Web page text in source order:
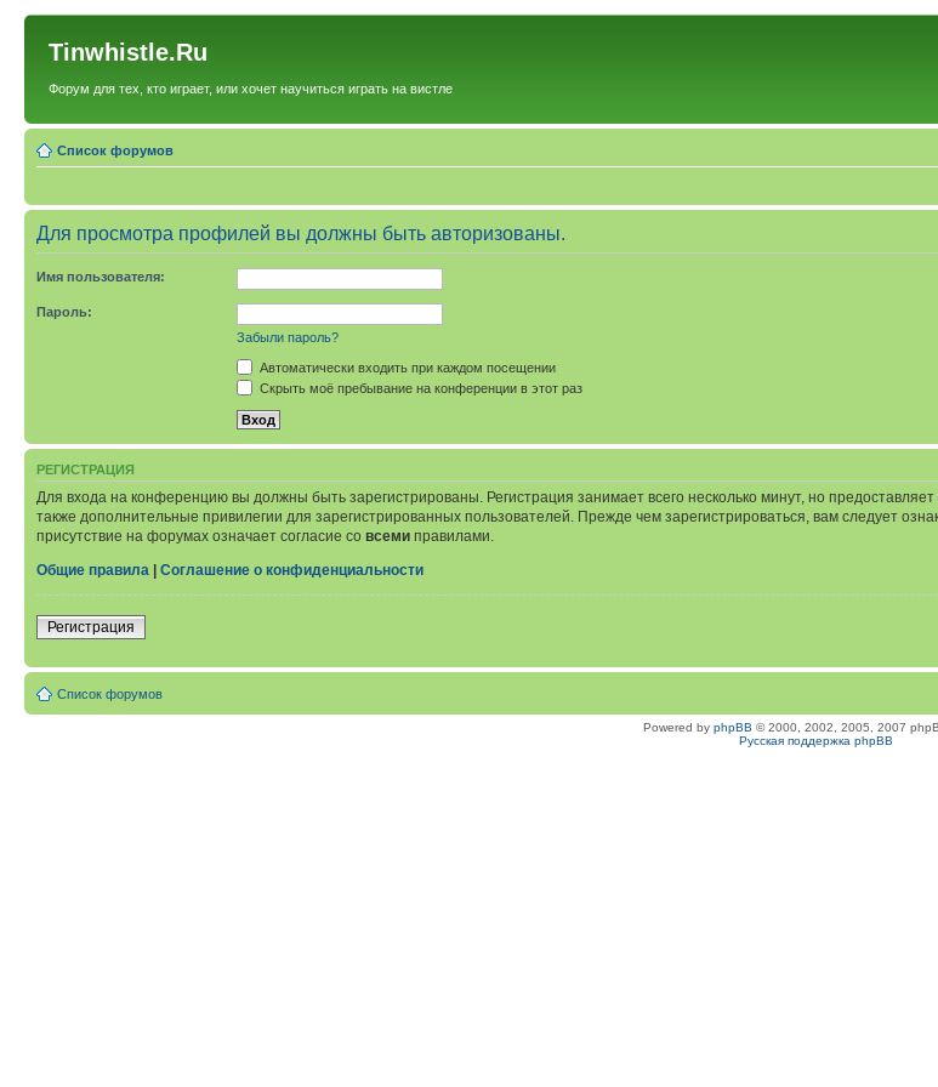
Tinwhistle.Ru
Форум для тех, кто играет, или хочет научиться играть на вистле
Список форумов
Для просмотра профилей вы должны быть авторизованы.
Имя пользователя:
Пароль:
Забыли пароль?
Автоматически входить при каждом посещении
Скрыть моё пребывание на конференции в этот раз
РЕГИСТРАЦИЯ
Для входа на конференцию вы должны быть зарегистрированы. Регистрация занимает всего несколько минут, но
также дополнительные привилегии для зарегистрированных пользователей. Прежде чем зарегистрироваться, вам следует
присутствие на форумах означает согласие со всеми правилами.
Общие правила
Соглашение о конфиденциальности
Регистрация
Список форумов
Powered by phpBB © 2000, 2002, 2005, 2007
Русская поддержка phpBB